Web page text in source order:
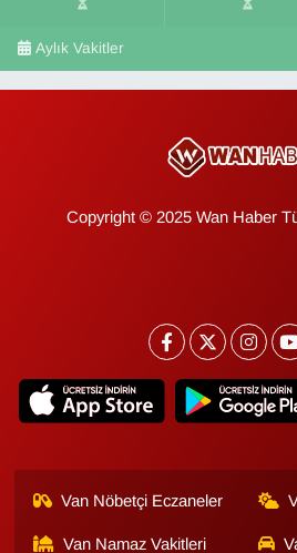
Aylık Vakitler
Copyright © 2025 Wan Haber
Van Nöbetçi Eczaneler
Van Namaz Vakitleri